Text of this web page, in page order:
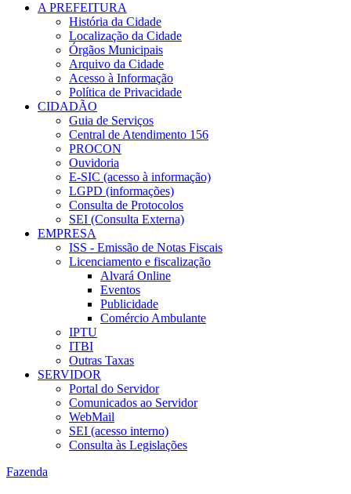
A PREFEITURA
História da Cidade
Localização da Cidade
Órgãos Municipais
Arquivo da Cidade
Acesso à Informação
Política de Privacidade
CIDADÃO
Guia de Serviços
Central de Atendimento 156
PROCON
Ouvidoria
E-SIC (acesso à informação)
LGPD (informações)
Consulta de Protocolos
SEI (Consulta Externa)
EMPRESA
ISS - Emissão de Notas Fiscais
Licenciamento e fiscalização
Alvará Online
Eventos
Publicidade
Comércio Ambulante
IPTU
ITBI
Outras Taxas
SERVIDOR
Portal do Servidor
Comunicados ao Servidor
WebMail
SEI (acesso interno)
Consulta às Legislações
Fazenda